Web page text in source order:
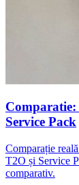
Comparatie:
Service Pack
Comparație
T2O și Service
comparativ.